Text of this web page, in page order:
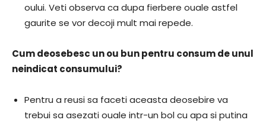
oului. Veti observa ca dupa fierbere ouale astfel
gaurite se vor decoji mult mai repede.
Cum deosebesc un ou bun pentru consum de unul
neindicat consumului?
Pentru a reusi sa faceti aceasta deosebire va
trebui sa asezati ouale intr-un bol cu apa si putina